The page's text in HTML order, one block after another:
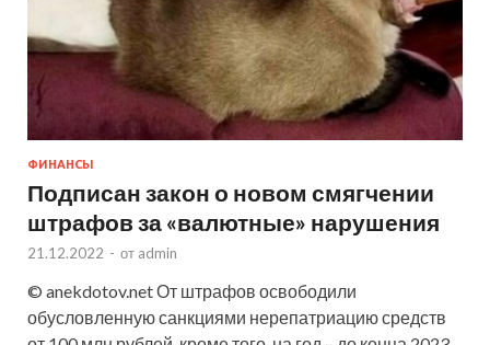
ФИНАНСЫ
Подписан закон о новом смягчении
штрафов за «валютные» нарушения
21.12.2022 - от admin
© anekdotov.net От штрафов освободили
обусловленную санкциями нерепатриацию средств